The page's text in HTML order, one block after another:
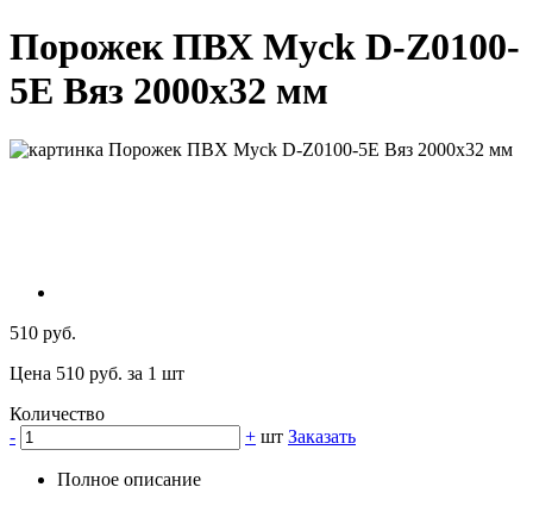
Порожек ПВХ Myck D-Z0100-
5Е Вяз 2000х32 мм
510 руб.
Цена 510 руб. за 1 шт
Количество
-
+ шт Заказать
Полное описание